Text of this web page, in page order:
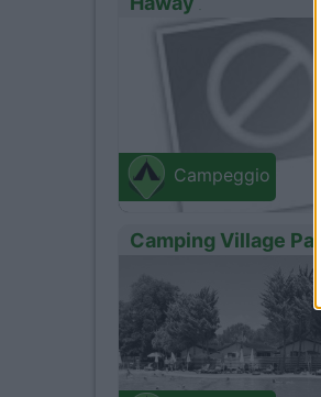
Campeggio
Camping Village